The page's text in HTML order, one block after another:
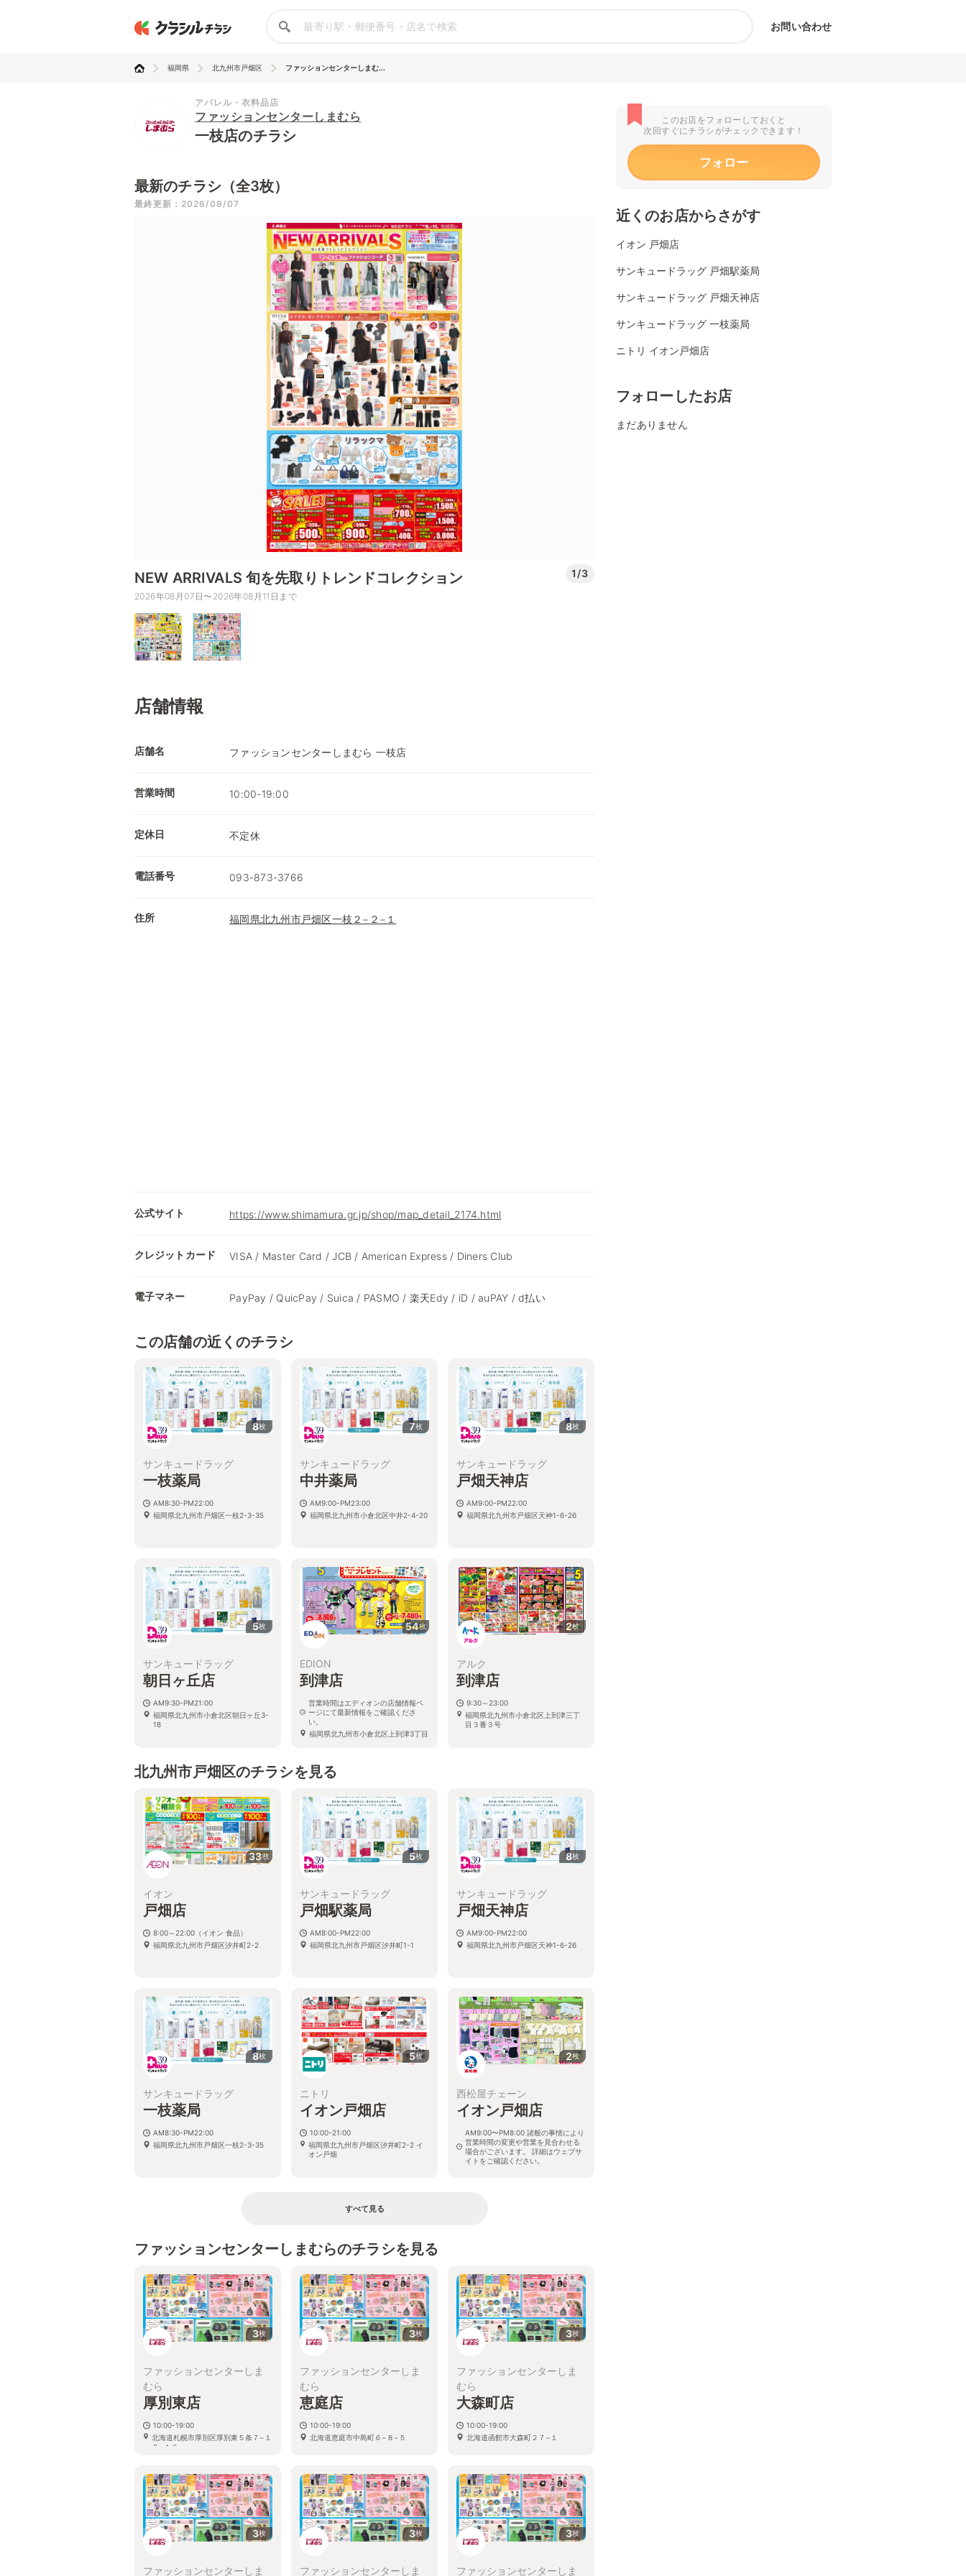
お問い合わせ
福岡県 北九州市戸畑区 ファッションセンターしまむ...
アパレル・衣料品店
ファッションセンターしまむら
一枝店のチラシ
最新のチラシ（全3枚）
最終更新：2026/08/07
NEW ARRIVALS 旬を先取りトレンドコレクション 1/3
2026年08月07日〜2026年08月11日まで
店舗情報
店舗名 ファッションセンターしまむら 一枝店
営業時間 10:00-19:00
定休日 不定休
電話番号 093-873-3766
住所 福岡県北九州市戸畑区一枝２−２−１
公式サイト https://www.shimamura.gr.jp/shop/map_detail_2174.html
クレジットカード VISA / Master Card / JCB / American Express / Diners Club
電子マネー PayPay / QuicPay / Suica / PASMO / 楽天Edy / iD / auPAY / d払い
この店舗の近くのチラシ
8枚
サンキュードラッグ
一枝薬局
AM8:30-PM22:00
福岡県北九州市戸畑区一枝2-3-35
7枚
サンキュードラッグ
中井薬局
AM9:00-PM23:00
福岡県北九州市小倉北区中井2-4-20
8枚
サンキュードラッグ
戸畑天神店
AM9:00-PM22:00
福岡県北九州市戸畑区天神1-6-26
5枚
サンキュードラッグ
朝日ヶ丘店
AM9:30-PM21:00
福岡県北九州市小倉北区朝日ヶ丘3-
18
54枚
EDION
到津店
営業時間はエディオンの店舗情報ペ
ージにて最新情報をご確認くださ
い。
福岡県北九州市小倉北区上到津3丁目
2枚
アルク
到津店
9:30～23:00
福岡県北九州市小倉北区上到津三丁
目３番３号
北九州市戸畑区のチラシを見る
33枚
イオン
戸畑店
8:00～22:00（イオン 食品）
福岡県北九州市戸畑区汐井町2-2
5枚
サンキュードラッグ
戸畑駅薬局
AM8:00-PM22:00
福岡県北九州市戸畑区汐井町1-1
8枚
サンキュードラッグ
戸畑天神店
AM9:00-PM22:00
福岡県北九州市戸畑区天神1-6-26
8枚
サンキュードラッグ
一枝薬局
AM8:30-PM22:00
福岡県北九州市戸畑区一枝2-3-35
5枚
ニトリ
イオン戸畑店
10:00-21:00
福岡県北九州市戸畑区汐井町2-2 イ
オン戸畑
2枚
西松屋チェーン
イオン戸畑店
AM9:00〜PM8:00 諸般の事情により
営業時間の変更や営業を見合わせる
場合がございます。 詳細はウェブサ
イトをご確認ください。
すべて見る
ファッションセンターしまむらのチラシを見る
3枚
ファッションセンターしま
むら
厚別東店
10:00-19:00
北海道札幌市厚別区厚別東５条７−１
２−１０
3枚
ファッションセンターしま
むら
恵庭店
10:00-19:00
北海道恵庭市中島町６−８−５
3枚
ファッションセンターしま
むら
大森町店
10:00-19:00
北海道函館市大森町２７−１
3枚
ファッションセンターしま
3枚
ファッションセンターしま
3枚
ファッションセンターしま
このお店をフォローしておくと
次回すぐにチラシがチェックできます！
フォロー
近くのお店からさがす
イオン 戸畑店
サンキュードラッグ 戸畑駅薬局
サンキュードラッグ 戸畑天神店
サンキュードラッグ 一枝薬局
ニトリ イオン戸畑店
フォローしたお店
まだありません